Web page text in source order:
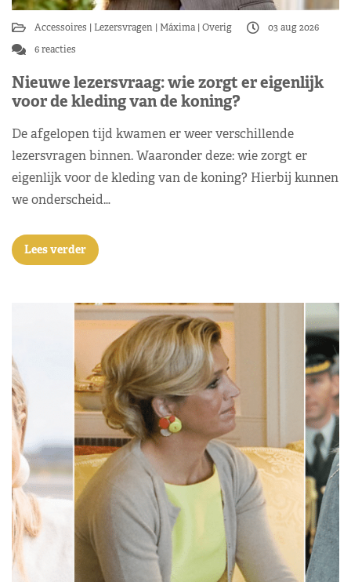
Accessoires Lezersvragen Máxima Overig
03 aug 2026
6 reacties
Nieuwe lezersvraag: wie zorgt er eigenlijk
voor de kleding van de koning?
De afgelopen tijd kwamen er weer verschillende
lezersvragen binnen. Waaronder deze: wie zorgt er
eigenlijk voor de kleding van de koning? Hierbij kunnen
we onderscheid…
Lees verder